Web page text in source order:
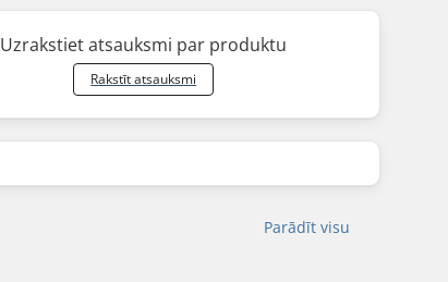
Uzrakstiet atsauksmi par produktu
Rakstīt atsauksmi
Parādīt visu